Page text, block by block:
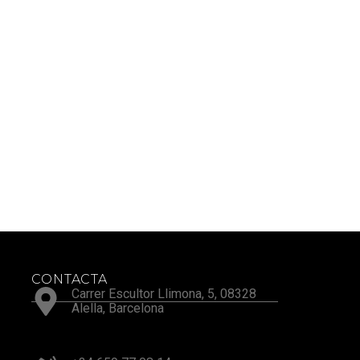
CONTACTA
Carrer Escultor Llimona, 5, 08328
Alella, Barcelona